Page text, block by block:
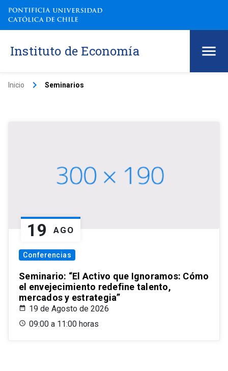
Instituto de Economía
Inicio keyboard_arrow_right Seminarios
19 AGO
Conferencias
Seminario: “El Activo que Ignoramos: Cómo
el envejecimiento redefine talento,
mercados y estrategia”
19 de Agosto de 2026
09:00 a 11:00 horas